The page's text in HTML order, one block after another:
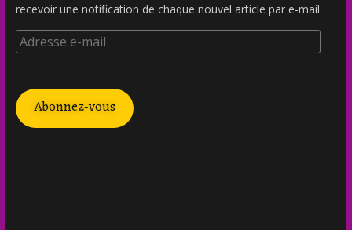
recevoir une notification de chaque nouvel article par e-mail.
Abonnez-vous